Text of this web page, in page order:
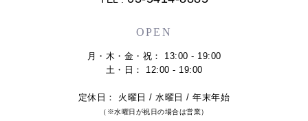
OPEN
月・木・金・祝： 13:00 - 19:00
土・日： 12:00 - 19:00
定休日： 火曜日 / 水曜日 / 年末年始
（※水曜日が祝日の場合は営業）